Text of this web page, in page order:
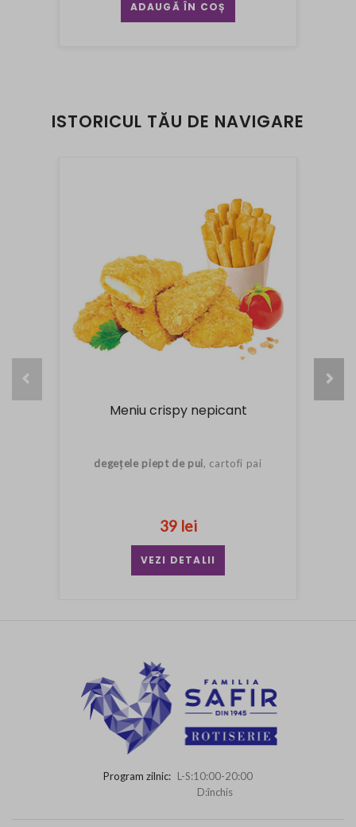
ADAUGĂ ÎN COȘ
ISTORICUL TĂU DE NAVIGARE
Meniu crispy nepicant
degețele piept de pui, cartofi pai
39 lei
VEZI DETALII
Program zilnic: L-S:10:00-20:00
D:închis